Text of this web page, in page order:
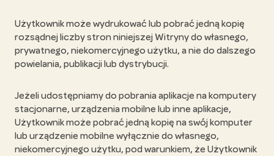
Użytkownik może wydrukować lub pobrać jedną kopię
rozsądnej liczby stron niniejszej Witryny do własnego,
prywatnego, niekomercyjnego użytku, a nie do dalszego
powielania, publikacji lub dystrybucji.
Jeżeli udostępniamy do pobrania aplikacje na komputery
stacjonarne, urządzenia mobilne lub inne aplikacje,
Użytkownik może pobrać jedną kopię na swój komputer
lub urządzenie mobilne wyłącznie do własnego,
niekomercyjnego użytku, pod warunkiem, że Użytkownik